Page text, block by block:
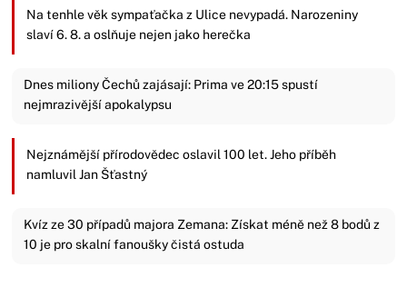
Na tenhle věk sympaťačka z Ulice nevypadá. Narozeniny
slaví 6. 8. a oslňuje nejen jako herečka
Dnes miliony Čechů zajásají: Prima ve 20:15 spustí
nejmrazivější apokalypsu
Nejznámější přírodovědec oslavil 100 let. Jeho příběh
namluvil Jan Šťastný
Kvíz ze 30 případů majora Zemana: Získat méně než 8 bodů z
10 je pro skalní fanoušky čistá ostuda